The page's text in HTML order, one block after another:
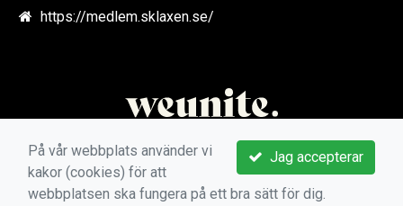
https://medlem.sklaxen.se/
Jag accepterar
På vår webbplats använder vi
kakor (cookies) för att
webbplatsen ska fungera på ett bra sätt för dig.